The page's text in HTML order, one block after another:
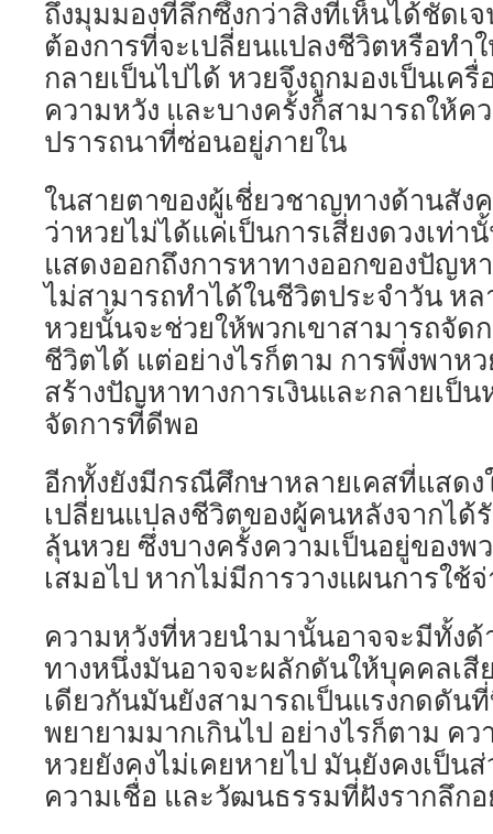
ถึงมุมมองที่ลึกซึ้งกว่าสิ่งที่เห็นได้ชัดเ
ต้องการที่จะเปลี่ยนแปลงชีวิตหรือทำ
กลายเป็นไปได้ หวยจึงถูกมองเป็นเค
ความหวัง และบางครั้งก็สามารถให้
ปรารถนาที่ซ่อนอยู่ภายใน
ในสายตาของผู้เชี่ยวชาญทางด้านสัง
ว่าหวยไม่ได้แค่เป็นการเสี่ยงดวงเท่า
แสดงออกถึงการหาทางออกของปัญห
ไม่สามารถทำได้ในชีวิตประจำวัน ห
หวยนั้นจะช่วยให้พวกเขาสามารถจัด
ชีวิตได้ แต่อย่างไรก็ตาม การพึ่งพาห
สร้างปัญหาทางการเงินและกลายเป็
จัดการที่ดีพอ
อีกทั้งยังมีกรณีศึกษาหลายเคสที่แสดง
เปลี่ยนแปลงชีวิตของผู้คนหลังจากได้
ลุ้นหวย ซึ่งบางครั้งความเป็นอยู่ของ
เสมอไป หากไม่มีการวางแผนการใช้
ความหวังที่หวยนำมานั้นอาจจะมีทั้ง
ทางหนึ่งมันอาจจะผลักดันให้บุคคลเ
เดียวกันมันยังสามารถเป็นแรงกดดัน
พยายามมากเกินไป อย่างไรก็ตาม ค
หวยยังคงไม่เคยหายไป มันยังคงเป็น
ความเชื่อ และวัฒนธรรมที่ฝังรากลึก